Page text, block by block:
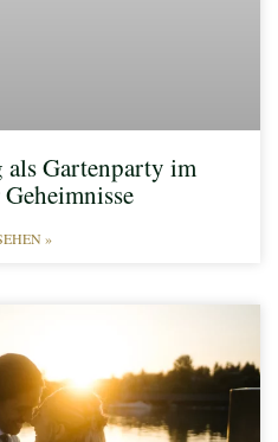
als Gartenparty im
»